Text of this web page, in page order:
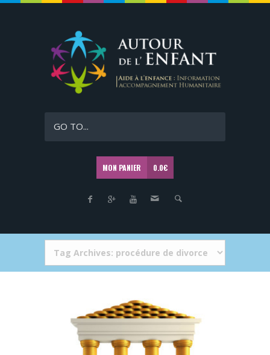
GO TO...
MON PANIER 0.0€